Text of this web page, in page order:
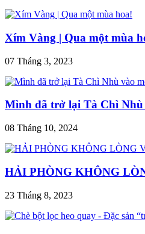
Xím Vàng | Qua một mùa
07 Tháng 3, 2023
Mình đã trở lại Tà Chì Nhù
08 Tháng 10, 2024
HẢI PHÒNG KHÔNG
23 Tháng 8, 2023